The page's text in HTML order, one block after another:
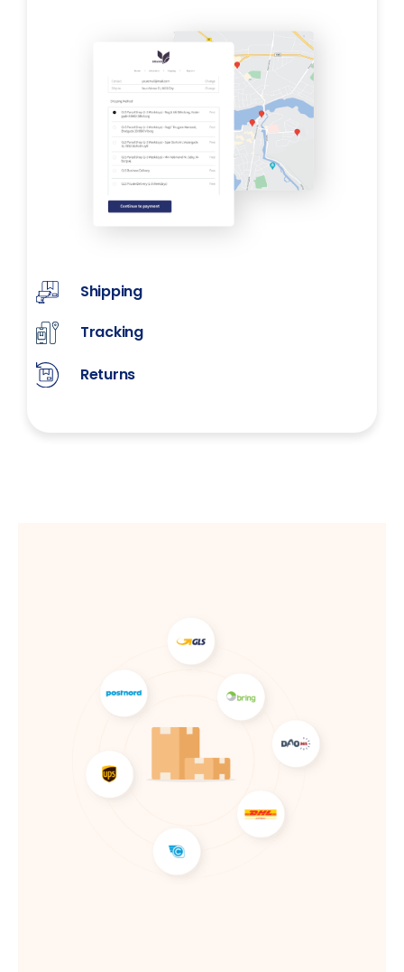
Shipping
Tracking
Returns